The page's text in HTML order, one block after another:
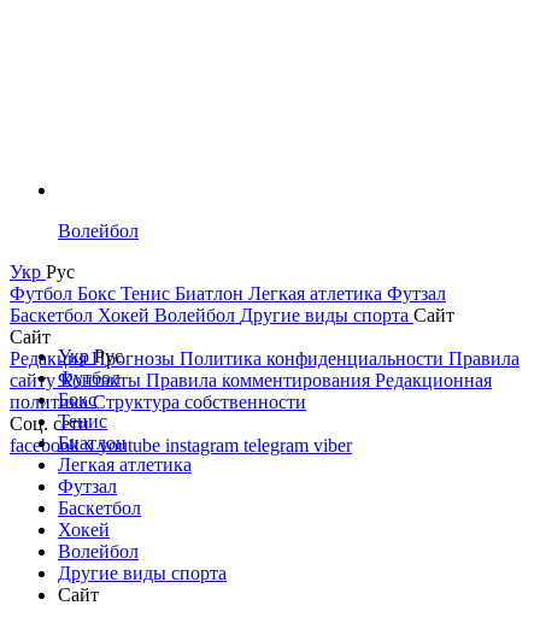
Волейбол
Укр Рус
Футбол Бокс Тенис Биатлон Легкая атлетика Футзал
Баскетбол Хокей Волейбол Другие виды спорта Сайт
Сайт
РедакцияПрогнозы Политика конфиденциальности Правила
сайтуКонтакты Правила комментирования Редакционная
политикаСтруктура собственности
Соц. сети
facebookxyoutube instagram telegram viber
УкрРус
Футбол
Бокс
Тенис
Биатлон
Легкая атлетика
Футзал
Баскетбол
Хокей
Волейбол
Другие виды спорта
Сайт